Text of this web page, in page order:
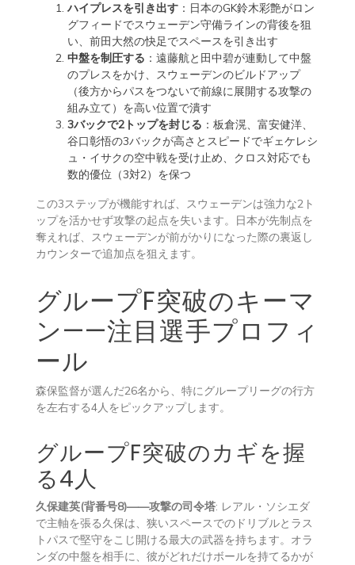
ハイプレスを引き出す：日本のGK鈴木彩艶がロン
グフィードでスウェーデン守備ラインの背後を狙
い、前田大然の快足でスペースを引き出す
中盤を制圧する ：遠藤航と田中碧が連動して中盤
のプレスをかけ、スウェーデンのビルドアップ
（後方からパスをつないで前線に展開する攻撃の
組み立て）を高い位置で潰す
3バックで2トップを封じる ：板倉滉、富安健洋、
谷口彰悟の3バックが高さとスピードでギェケレシ
ュ・イサクの空中戦を受け止め、クロス対応でも
数的優位（3対2）を保つ
この3ステップが機能すれば、スウェーデンは強力な2ト
ップを活かせず攻撃の起点を失います。日本が先制点を
奪えれば、スウェーデンが前がかりになった際の裏返し
カウンターで追加点を狙えます。
グループF突破のキーマ
ン——注目選手プロフィ
ール
森保監督が選んだ26名から、特にグループリーグの行方
を左右する4人をピックアップします。
グループF突破のカギを握
る4人
久保建英(背番号8)——攻撃の司令塔: レアル・ソシエダ
で主軸を張る久保は、狭いスペースでのドリブルとラス
トパスで堅守をこじ開ける最大の武器を持ちます。オラ
ンダの中盤を相手に、彼がどれだけボールを持てるかが